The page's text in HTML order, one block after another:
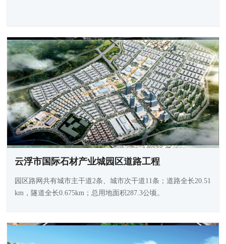
云浮市国际石材产业城园区道路工程
园区路网共有城市主干道2条、城市次干道11条；道路全长20.51
km，隧道全长0.675km；总用地面积287.3公顷。